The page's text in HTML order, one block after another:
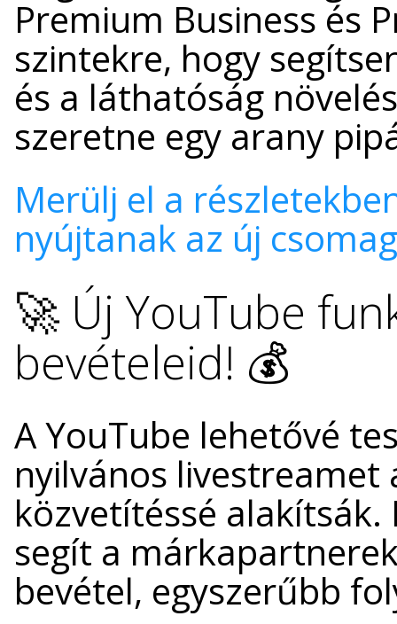
Premium Business és
szintekre, hogy
és a láthatóság
szeretne egy arany
Merülj el a
nyújtanak az új
🚀 Új YouTube
bevételeid! 💰
A YouTube lehetővé
nyilvános livestreamet
közvetítéssé
segít a
bevétel, egyszerűbb